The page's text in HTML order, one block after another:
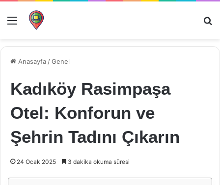
Menü
Anasayfa /Genel
Kadıköy Rasimpaşa
Otel: Konforun ve
Şehrin Tadını Çıkarın
24 Ocak 2025 3 dakika okuma süresi